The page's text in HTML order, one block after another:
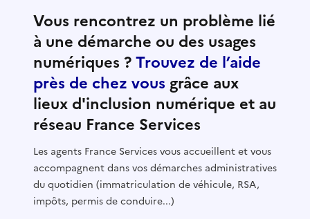
Vous rencontrez un problème lié
à une démarche ou des usages
numériques ?Trouvez de l’aide
près de chez vous grâce aux
lieux d'inclusion numérique et au
réseau France Services
Les agents France Services vous accueillent et vous
accompagnent dans vos démarches administratives
du quotidien (immatriculation de véhicule, RSA,
impôts, permis de conduire...)